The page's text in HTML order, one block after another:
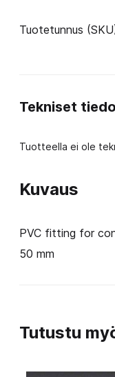
määrä
Tuotetunnus
Kuvaus
PVC fitting for
50 mm
Tekniset
Tuotteella ei ole
Tutustu